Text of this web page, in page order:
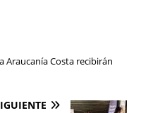
Araucanía Costa recibirán